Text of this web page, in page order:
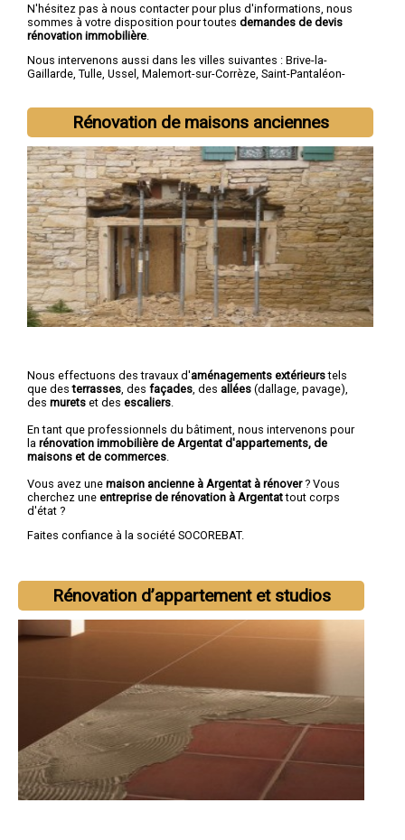
N'hésitez pas à nous contacter pour plus d'informations, nous
sommes à votre disposition pour toutes demandes de devis
rénovation immobilière
Nous intervenons aussi dans les villes suivantes : Brive-la-
Gaillarde, Tulle, Ussel , Malemort-sur-Corrèze, Saint-Pantaléon-
Rénovation de maisons anciennes
Nous effectuons des travaux d'aménagements extérieurstels
que desterrasses , des façades , des allées (dallage, pavage),
des murets et des escaliers
En tant que professionnels du bâtiment, nous intervenons pour
la rénovation immobilière de Argentat d'appartements, de
maisons et de commerces
Vous avez une maison ancienne à Argentat à rénover? Vous
cherchez une entreprise de rénovation à Argentattout corps
d'état ?
Faites confiance à la société SOCOREBAT.
Rénovation d’appartement et studios